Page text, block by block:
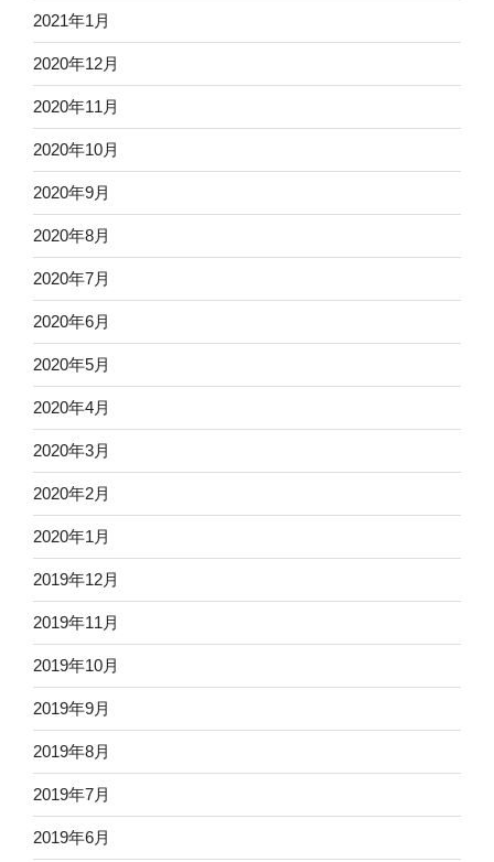
2021年1月
2020年12月
2020年11月
2020年10月
2020年9月
2020年8月
2020年7月
2020年6月
2020年5月
2020年4月
2020年3月
2020年2月
2020年1月
2019年12月
2019年11月
2019年10月
2019年9月
2019年8月
2019年7月
2019年6月